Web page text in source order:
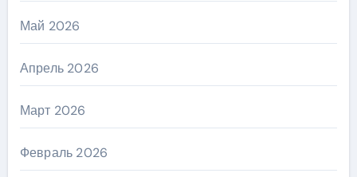
Май 2026
Апрель 2026
Март 2026
Февраль 2026